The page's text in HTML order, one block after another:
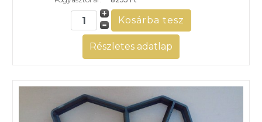
Részletes adatlap